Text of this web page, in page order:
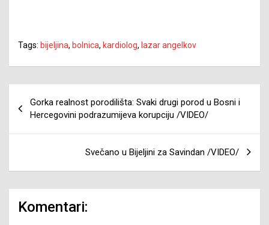
Tags: bijeljina, bolnica, kardiolog, lazar angelkov
članaka
Gorka realnost porodilišta: Svaki drugi porod u Bosni i
Hercegovini podrazumijeva korupciju /VIDEO/
Svečano u Bijeljini za Savindan /VIDEO/
Komentari: